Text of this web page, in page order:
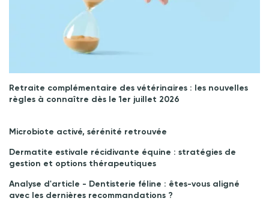
Retraite complémentaire des vétérinaires : les nouvelles
règles à connaître dès le 1er juillet 2026
Microbiote activé, sérénité retrouvée
Dermatite estivale récidivante équine : stratégies de
gestion et options thérapeutiques
Analyse d'article - Dentisterie féline : êtes-vous aligné
avec les dernières recommandations ?